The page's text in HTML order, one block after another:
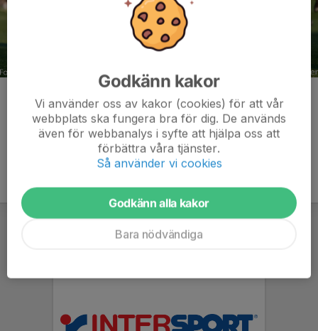
Kommentarer
Godkänn kakor
Vi använder oss av kakor (cookies) för att vår
webbplats ska fungera bra för dig. De används
även för webbanalys i syfte att hjälpa oss att
förbättra våra tjänster.
Så använder vi cookies
Godkänn alla kakor
Bara nödvändiga